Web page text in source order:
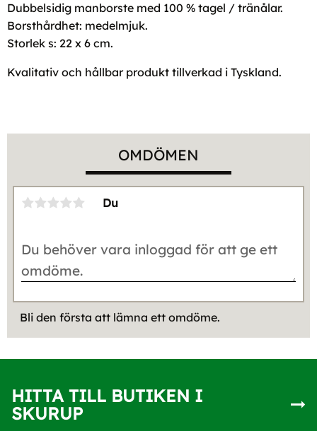
Dubbelsidig manborste med 100 % tagel / tränålar.
Borsthårdhet: medelmjuk.
Storlek s: 22 x 6 cm.
Kvalitativ och hållbar produkt tillverkad i Tyskland.
OMDÖMEN
Du
Bli den första att lämna ett omdöme.
HITTA TILL BUTIKEN I
SKURUP